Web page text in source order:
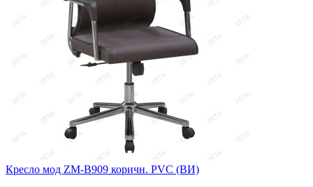
Кресло мод ZM-B909 коричн. PVC (ВИ)